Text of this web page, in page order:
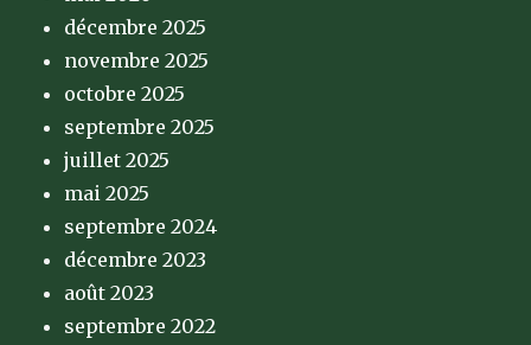
décembre 2025
novembre 2025
octobre 2025
septembre 2025
juillet 2025
mai 2025
septembre 2024
décembre 2023
août 2023
septembre 2022